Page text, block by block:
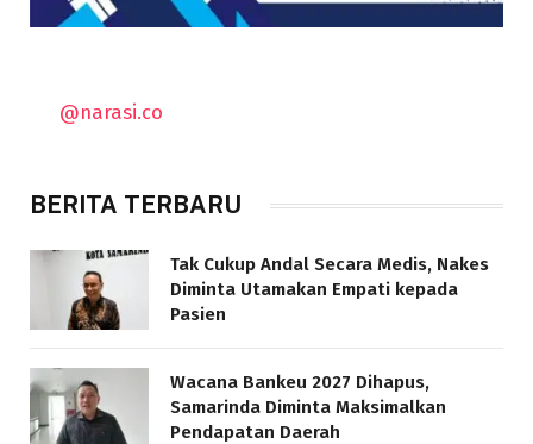
@narasi.co
BERITA TERBARU
Tak Cukup Andal Secara Medis, Nakes
Diminta Utamakan Empati kepada
Pasien
Wacana Bankeu 2027 Dihapus,
Samarinda Diminta Maksimalkan
Pendapatan Daerah